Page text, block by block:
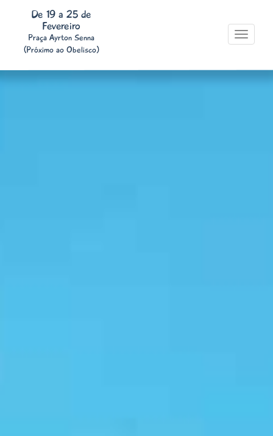
Toggle
De 19 a 25 de
Fevereiro
Praça Ayrton Senna
(Próximo ao Obelisco)